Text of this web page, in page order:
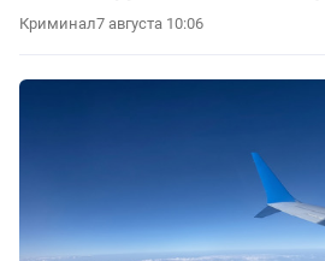
Криминал7 августа 10:06